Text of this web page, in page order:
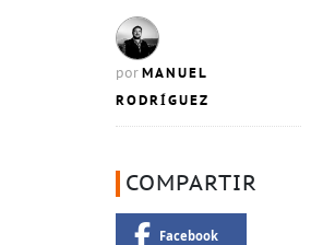
por MANUEL
RODRÍGUEZ
COMPARTIR
Facebook